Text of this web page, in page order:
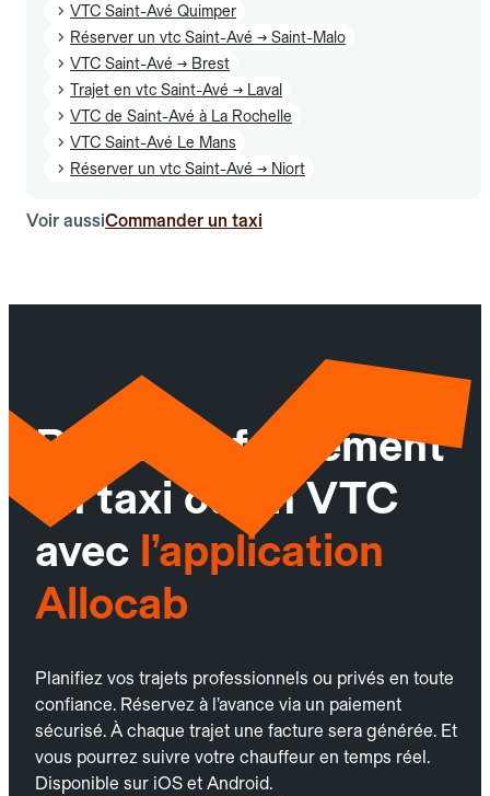
VTC Saint-Avé Quimper
Réserver un vtc Saint-Avé → Saint-Malo
VTC Saint-Avé → Brest
Trajet en vtc Saint-Avé → Laval
VTC de Saint-Avé à La Rochelle
VTC Saint-Avé Le Mans
Réserver un vtc Saint-Avé → Niort
Voir aussiCommander un taxi
Réservez facilement
un taxi ou un VTC
avec l’application
Allocab
Planifiez vos trajets professionnels ou privés en toute
confiance. Réservez à l’avance via un paiement
sécurisé. À chaque trajet une facture sera générée. Et
vous pourrez suivre votre chauffeur en temps réel.
Disponible sur iOS et Android.